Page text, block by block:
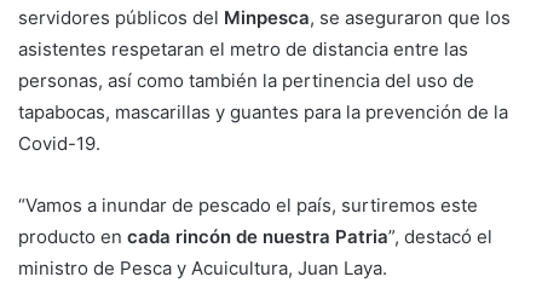
servidores públicos del Minpesca, se aseguraron que los
asistentes respetaran el metro de distancia entre las
personas, así como también la pertinencia del uso de
tapabocas, mascarillas y guantes para la prevención de la
Covid-19.
“Vamos a inundar de pescado el país, surtiremos este
producto en cada rincón de nuestra Patria”, destacó el
ministro de Pesca y Acuicultura, Juan Laya.